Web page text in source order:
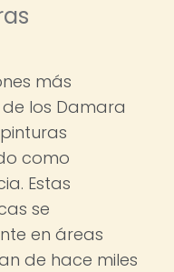
más
los Damara
como
Estas
se
en áreas
de hace miles